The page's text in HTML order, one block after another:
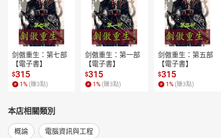
剑傲重生：第七部
【電子書】
$315
1 % (賺3點)
剑傲重生：第一部
【電子書】
$315
1 % (賺3點)
剑傲重生：第五部
【電子書】
$315
1 % (賺3點)
本店相關類別
概論 電腦資訊與工程